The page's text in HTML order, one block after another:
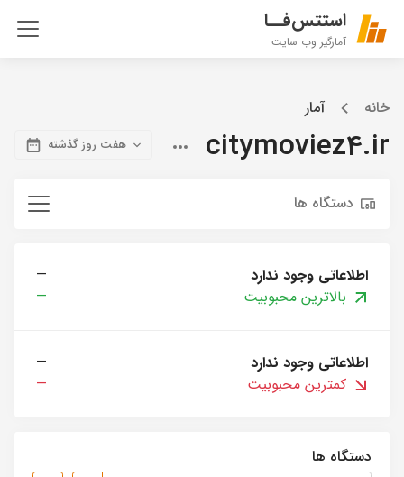
استتس‌فــا
آمارگیر وب سایت
خانه آمار
citymoviez4.ir هفت روز گذشته
دستگاه ها
اطلاعاتی وجود ندارد
—
بالاترین محبوبیت
—
اطلاعاتی وجود ندارد
—
کمترین محبوبیت
—
دستگاه ها